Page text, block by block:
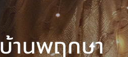
บ้านพฤกษา